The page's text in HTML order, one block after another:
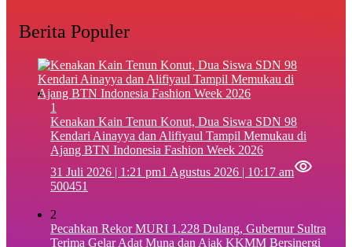
Berita Populer
1
‎Kenakan Kain Tenun Konut, Dua Siswa SDN 98
Kendari Ainayya dan Alifiyaul Tampil Memukau di
Ajang BTN Indonesia Fashion Week 2026
31 Juli 2026 | 1:21 pm1 Agustus 2026 | 10:17 am
500451
2
Pecahkan Rekor MURI 1.228 Dulang, Gubernur Sultra
Terima Gelar Adat Muna dan Ajak KKMM Bersinergi